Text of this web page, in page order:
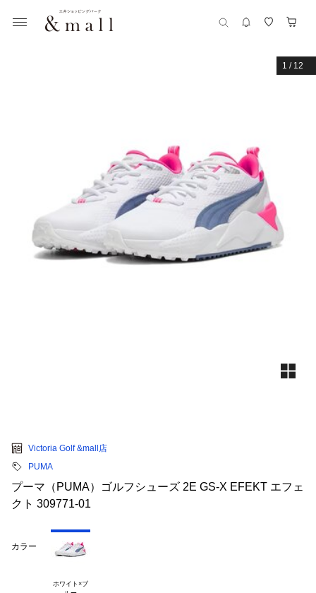
1 / 12
Victoria Golf &mall店
PUMA
プーマ（PUMA）ゴルフシューズ 2E GS-X EFEKT エフェ
クト 309771-01
カラー
ホワイト×ブ